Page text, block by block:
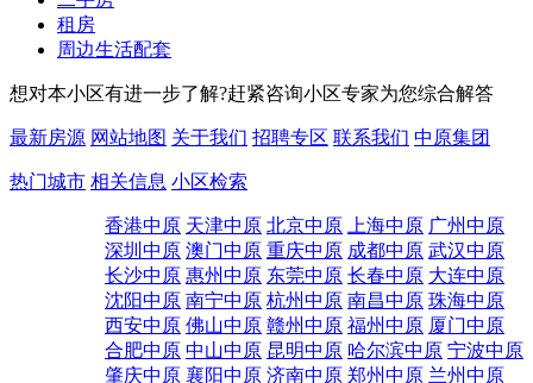
好时光金拇指幼儿园
闵行/莘庄北广场/春申路2817号
闵行实验小学（春城校区）
莘松中学（春申校区） 划片
海丽达幼儿园